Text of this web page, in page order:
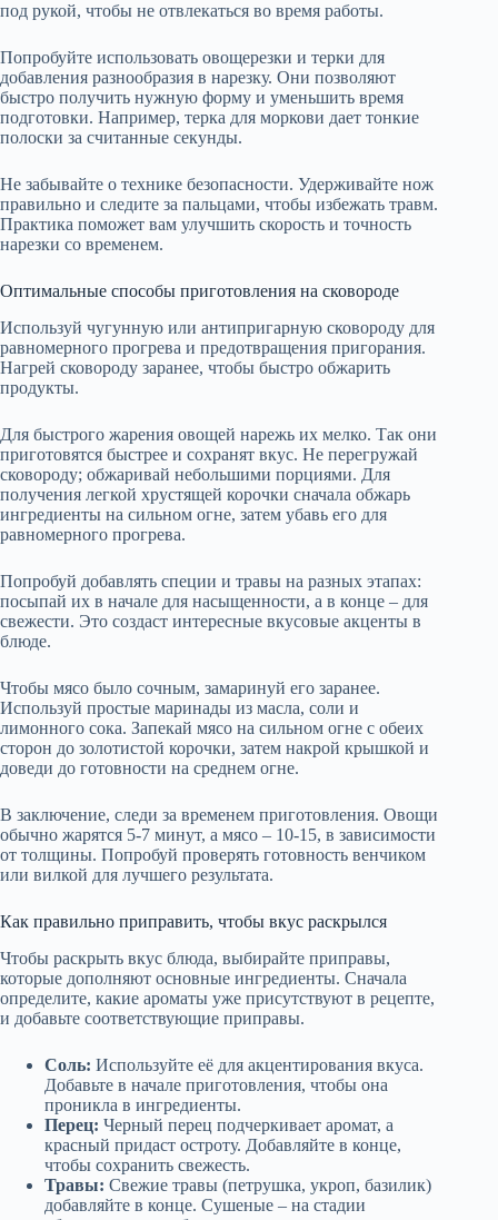
под рукой, чтобы не отвлекаться во время работы.
Попробуйте использовать овощерезки и терки для
добавления разнообразия в нарезку. Они позволяют
быстро получить нужную форму и уменьшить время
подготовки. Например, терка для моркови дает тонкие
полоски за считанные секунды.
Не забывайте о технике безопасности. Удерживайте нож
правильно и следите за пальцами, чтобы избежать травм.
Практика поможет вам улучшить скорость и точность
нарезки со временем.
Оптимальные способы приготовления на сковороде
Используй чугунную или антипригарную сковороду для
равномерного прогрева и предотвращения пригорания.
Нагрей сковороду заранее, чтобы быстро обжарить
продукты.
Для быстрого жарения овощей нарежь их мелко. Так они
приготовятся быстрее и сохранят вкус. Не перегружай
сковороду; обжаривай небольшими порциями. Для
получения легкой хрустящей корочки сначала обжарь
ингредиенты на сильном огне, затем убавь его для
равномерного прогрева.
Попробуй добавлять специи и травы на разных этапах:
посыпай их в начале для насыщенности, а в конце – для
свежести. Это создаст интересные вкусовые акценты в
блюде.
Чтобы мясо было сочным, замаринуй его заранее.
Используй простые маринады из масла, соли и
лимонного сока. Запекай мясо на сильном огне с обеих
сторон до золотистой корочки, затем накрой крышкой и
доведи до готовности на среднем огне.
В заключение, следи за временем приготовления. Овощи
обычно жарятся 5-7 минут, а мясо – 10-15, в зависимости
от толщины. Попробуй проверять готовность венчиком
или вилкой для лучшего результата.
Как правильно приправить, чтобы вкус раскрылся
Чтобы раскрыть вкус блюда, выбирайте приправы,
которые дополняют основные ингредиенты. Сначала
определите, какие ароматы уже присутствуют в рецепте,
и добавьте соответствующие приправы.
Соль: Используйте её для акцентирования вкуса.
Добавьте в начале приготовления, чтобы она
проникла в ингредиенты.
Перец: Черный перец подчеркивает аромат, а
красный придаст остроту. Добавляйте в конце,
чтобы сохранить свежесть.
Травы: Свежие травы (петрушка, укроп, базилик)
добавляйте в конце. Сушеные – на стадии